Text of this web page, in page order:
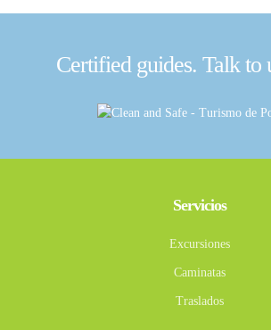
Certified guides. Talk to
Servicios
Excursiones
Caminatas
Traslados